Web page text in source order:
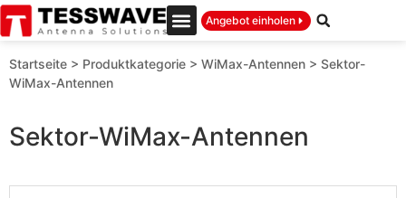
Angebot einholen
Startseite > Produktkategorie > WiMax-Antennen > Sektor-
WiMax-Antennen
Sektor-WiMax-Antennen